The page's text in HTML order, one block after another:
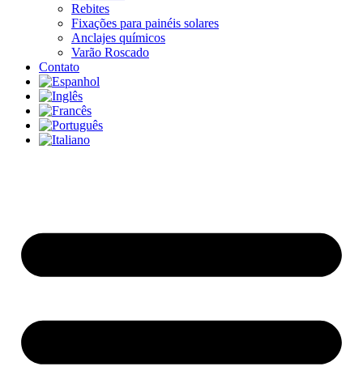
Rebites
Fixações para painéis solares
Anclajes químicos
Varão Roscado
Contato